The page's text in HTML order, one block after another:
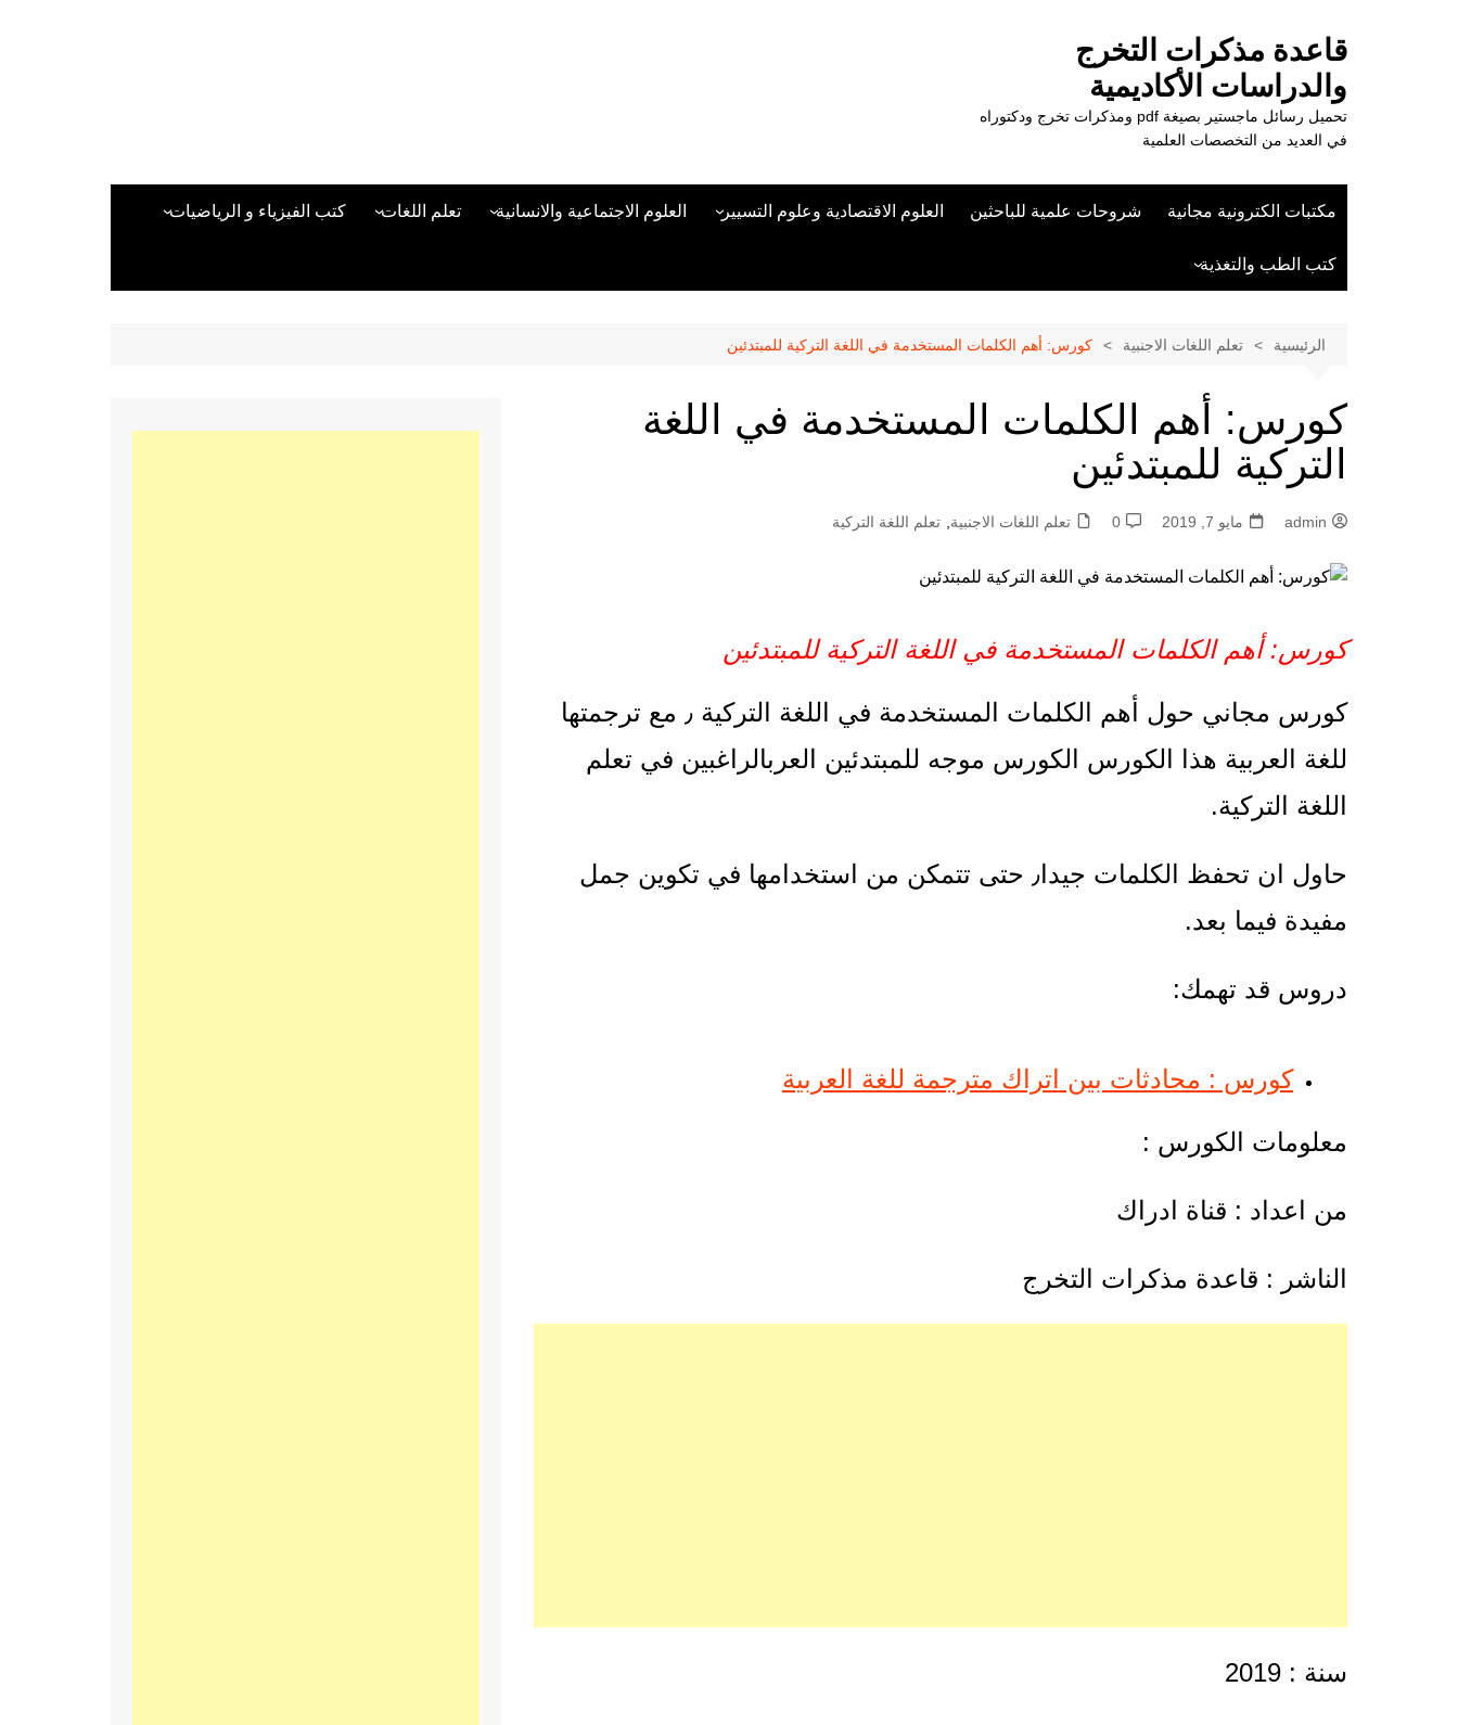
قاعدة مذكرات التخرج
والدراسات الأكاديمية
تحميل رسائل ماجستير بصيغة pdf ومذكرات تخرج ودكتوراه
في العديد من التخصصات العلمية
مكتبات الكترونية مجانية شروحات علمية للباحثين العلوم الاقتصادية وعلوم التسيير
علوم الادارة والموارد البشرية
العلوم الاجتماعية والانسانية
منهجية البحث العلمي
علوم الفقه والحديث
تعلم اللغات
تعلم اللغة التركية
كتب الفيزياء و الرياضيات
كتب لغات البرمجة
كتب الطب والتغذية
الرئيسية تعلم اللغات الاجنبية كورس: أهم الكلمات المستخدمة في اللغة التركية للمبتدئين
كورس: أهم الكلمات المستخدمة في اللغة
التركية للمبتدئين
admin مايو 7, 2019 0 تعلم اللغات الاجنبية تعلم اللغة التركية
كورس: أهم الكلمات المستخدمة في اللغة التركية للمبتدئين
كورس مجاني حول أهم الكلمات المستخدمة في اللغة التركية ٫ مع ترجمتها
للغة العربية هذا الكورس الكورس موجه للمبتدئين العربالراغبين في تعلم
اللغة التركية.
حاول ان تحفظ الكلمات جيدا٫ حتى تتمكن من استخدامها في تكوين جمل
مفيدة فيما بعد.
دروس قد تهمك:
كورس : محادثات بين اتراك مترجمة للغة العربية
معلومات الكورس :
من اعداد : قناة ادراك
الناشر : قاعدة مذكرات التخرج
سنة : 2019